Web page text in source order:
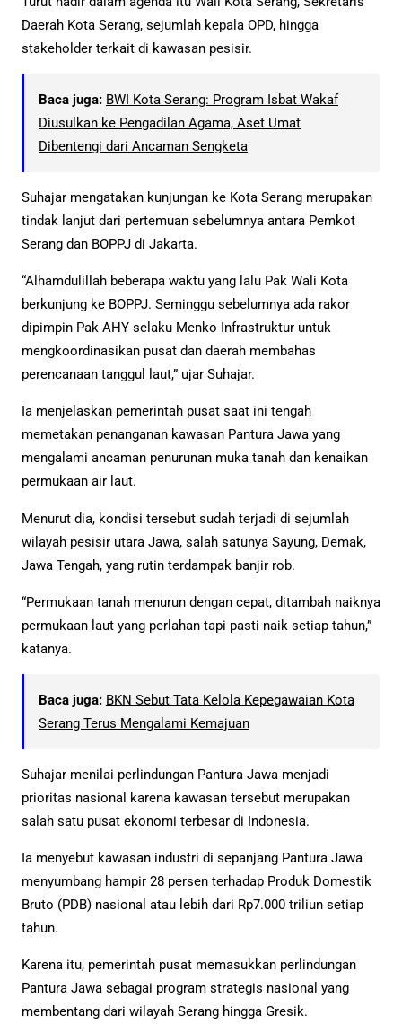
Daerah Kota Serang, sejumlah kepala OPD, hingga
stakeholder terkait di kawasan pesisir.
Baca juga: BWI Kota Serang: Program Isbat Wakaf
Diusulkan ke Pengadilan Agama, Aset Umat
Dibentengi dari Ancaman Sengketa
Suhajar mengatakan kunjungan ke Kota Serang merupakan
tindak lanjut dari pertemuan sebelumnya antara Pemkot
Serang dan BOPPJ di Jakarta.
“Alhamdulillah beberapa waktu yang lalu Pak Wali Kota
berkunjung ke BOPPJ. Seminggu sebelumnya ada rakor
dipimpin Pak AHY selaku Menko Infrastruktur untuk
mengkoordinasikan pusat dan daerah membahas
perencanaan tanggul laut,” ujar Suhajar.
Ia menjelaskan pemerintah pusat saat ini tengah
memetakan penanganan kawasan Pantura Jawa yang
mengalami ancaman penurunan muka tanah dan kenaikan
permukaan air laut.
Menurut dia, kondisi tersebut sudah terjadi di sejumlah
wilayah pesisir utara Jawa, salah satunya Sayung, Demak,
Jawa Tengah, yang rutin terdampak banjir rob.
“Permukaan tanah menurun dengan cepat, ditambah naiknya
permukaan laut yang perlahan tapi pasti naik setiap tahun,”
katanya.
Baca juga: BKN Sebut Tata Kelola Kepegawaian Kota
Serang Terus Mengalami Kemajuan
Suhajar menilai perlindungan Pantura Jawa menjadi
prioritas nasional karena kawasan tersebut merupakan
salah satu pusat ekonomi terbesar di Indonesia.
Ia menyebut kawasan industri di sepanjang Pantura Jawa
menyumbang hampir 28 persen terhadap Produk Domestik
Bruto (PDB) nasional atau lebih dari Rp7.000 triliun setiap
tahun.
Karena itu, pemerintah pusat memasukkan perlindungan
Pantura Jawa sebagai program strategis nasional yang
membentang dari wilayah Serang hingga Gresik.